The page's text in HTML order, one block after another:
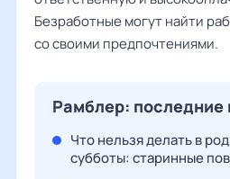
Безработные могут найти
со своими предпочтениями.
Рамблер: последние
Что нельзя делать в
субботы: старинные